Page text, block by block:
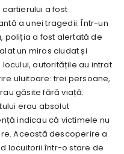
a fost
a unei tragedii. Într-un
poliția a fost alertată de
un miros ciudat și
autoritățile au intrat
uluitoare: trei persoane,
găsite fără viață.
erau absolut
indicau că victimele nu
Această descoperire a
locuitorii într-o stare de